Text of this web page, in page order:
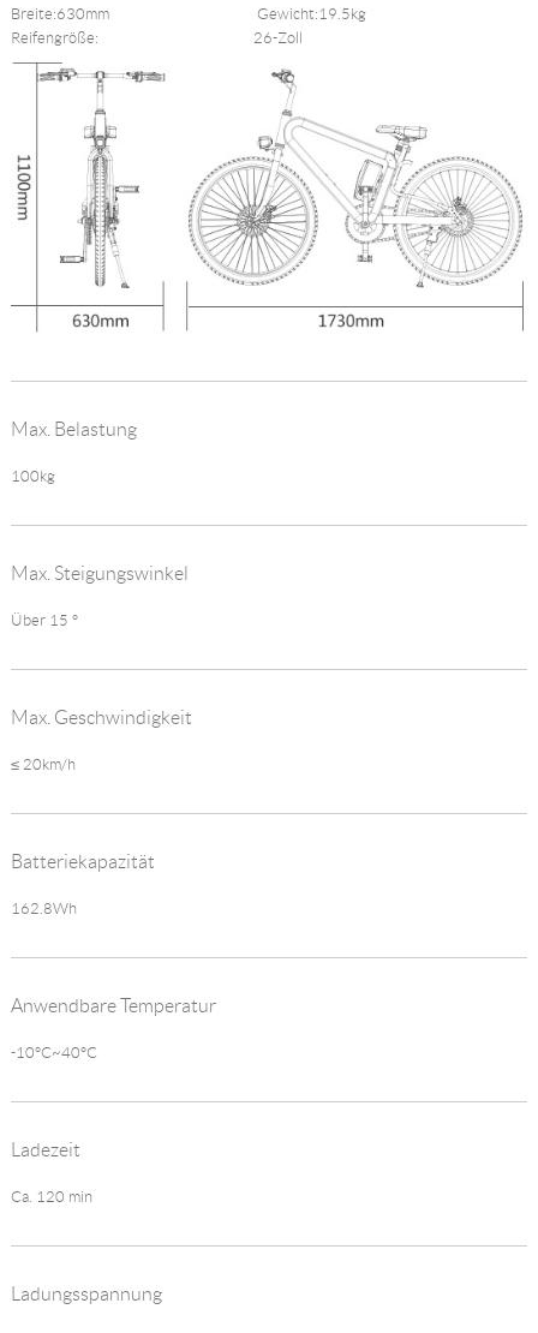
Breite:630mm
Gewicht:19.5kg
Reifengröße:
26-Zoll
Max. Belastung
100kg
Max. Steigungswinkel
Über 15 °
Max. Geschwindigkeit
≤ 20km/h
Batteriekapazität
162.8Wh
Anwendbare Temperatur
-10°C~40°C
Ladezeit
Ca. 120 min
Ladungsspannung